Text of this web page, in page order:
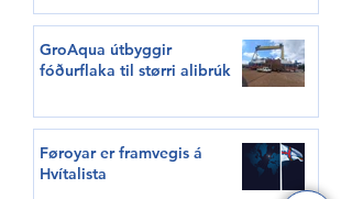
GroAqua útbyggir
fóðurflaka til størri alibrúk
Føroyar er framvegis á
Hvítalista